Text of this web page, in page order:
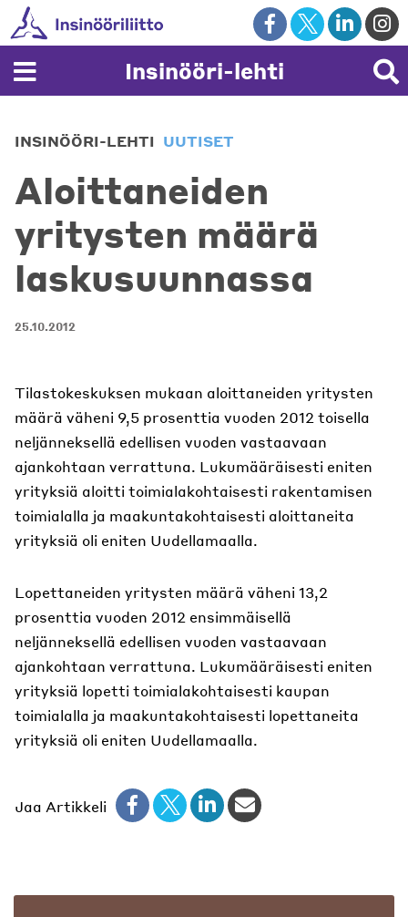
Skip
to
content
Insinööri-lehti
INSINÖÖRI-LEHTI UUTISET
Aloittaneiden
yritysten määrä
laskusuunnassa
25.10.2012
Tilastokeskuksen mukaan aloittaneiden yritysten
määrä väheni 9,5 prosenttia vuoden 2012 toisella
neljänneksellä edellisen vuoden vastaavaan
ajankohtaan verrattuna. Lukumääräisesti eniten
yrityksiä aloitti toimialakohtaisesti rakentamisen
toimialalla ja maakuntakohtaisesti aloittaneita
yrityksiä oli eniten Uudellamaalla.
Lopettaneiden yritysten määrä väheni 13,2
prosenttia vuoden 2012 ensimmäisellä
neljänneksellä edellisen vuoden vastaavaan
ajankohtaan verrattuna. Lukumääräisesti eniten
yrityksiä lopetti toimialakohtaisesti kaupan
toimialalla ja maakuntakohtaisesti lopettaneita
yrityksiä oli eniten Uudellamaalla.
Jaa Artikkeli